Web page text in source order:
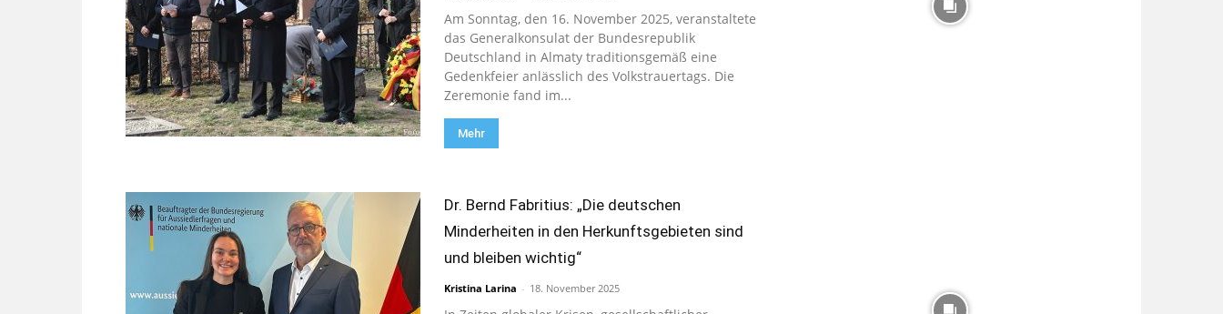
Am Sonntag, den 16. November 2025, veranstaltete
das Generalkonsulat der Bundesrepublik
Deutschland in Almaty traditionsgemäß eine
Gedenkfeier anlässlich des Volkstrauertags. Die
Zeremonie fand im...
Mehr
Dr. Bernd Fabritius: „Die deutschen
Minderheiten in den Herkunftsgebieten sind
und bleiben wichtig“
Kristina Larina - 18. November 2025